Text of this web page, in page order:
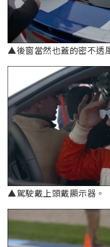
▲後窗當然也蓋的密不透
▲駕駛戴上頭戴顯示器。